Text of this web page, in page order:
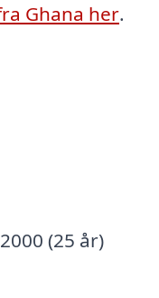
Ghana her.
(25 år)